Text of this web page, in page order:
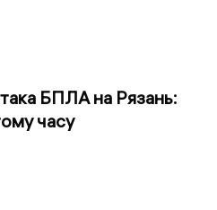
БПЛА на Рязань:
часу